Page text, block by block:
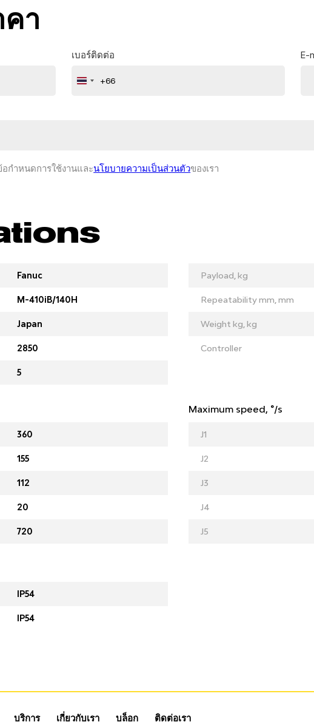
า
เบอร์ติดต่อ
Thailand
+66
E-
กำหนดการใช้งานและนโยบายความเป็นส่วนตัวของเรา
Fanuc
M-410iB/140H
Japan
2850
5
Payload, kg
Repeatability mm, mm
Weight kg, kg
Controller
360
155
112
20
720
Maximum speed, °/s
J1
J2
J3
J4
J5
IP54
IP54
บริการ เกี่ยวกับเรา บล็อก ติดต่อเรา